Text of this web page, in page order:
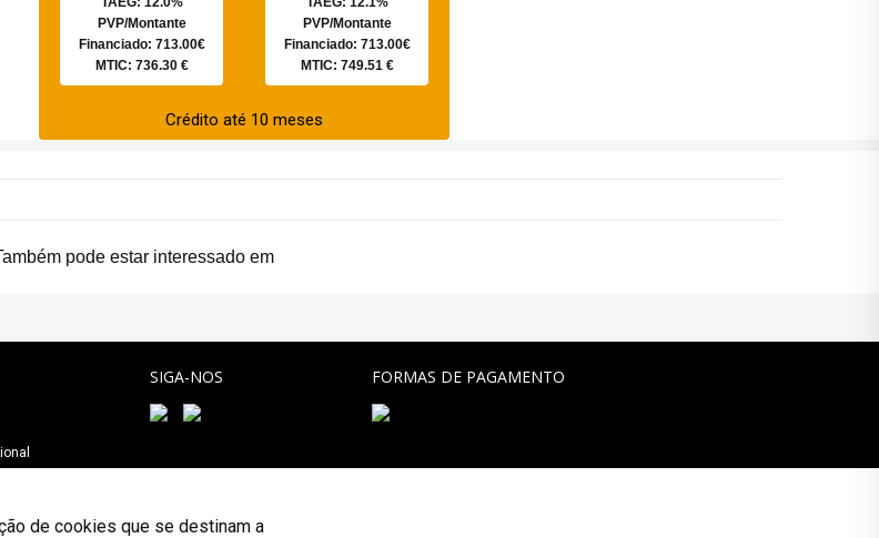
de cookies que se destinam a
PVP/Montante
Financiado: 713.00€
MTIC: 736.30 €
PVP/Montante
Financiado: 713.00€
MTIC: 749.51 €
Crédito até 10 meses
pode estar interessado em
SIGA-NOS FORMAS DE PAGAMENTO